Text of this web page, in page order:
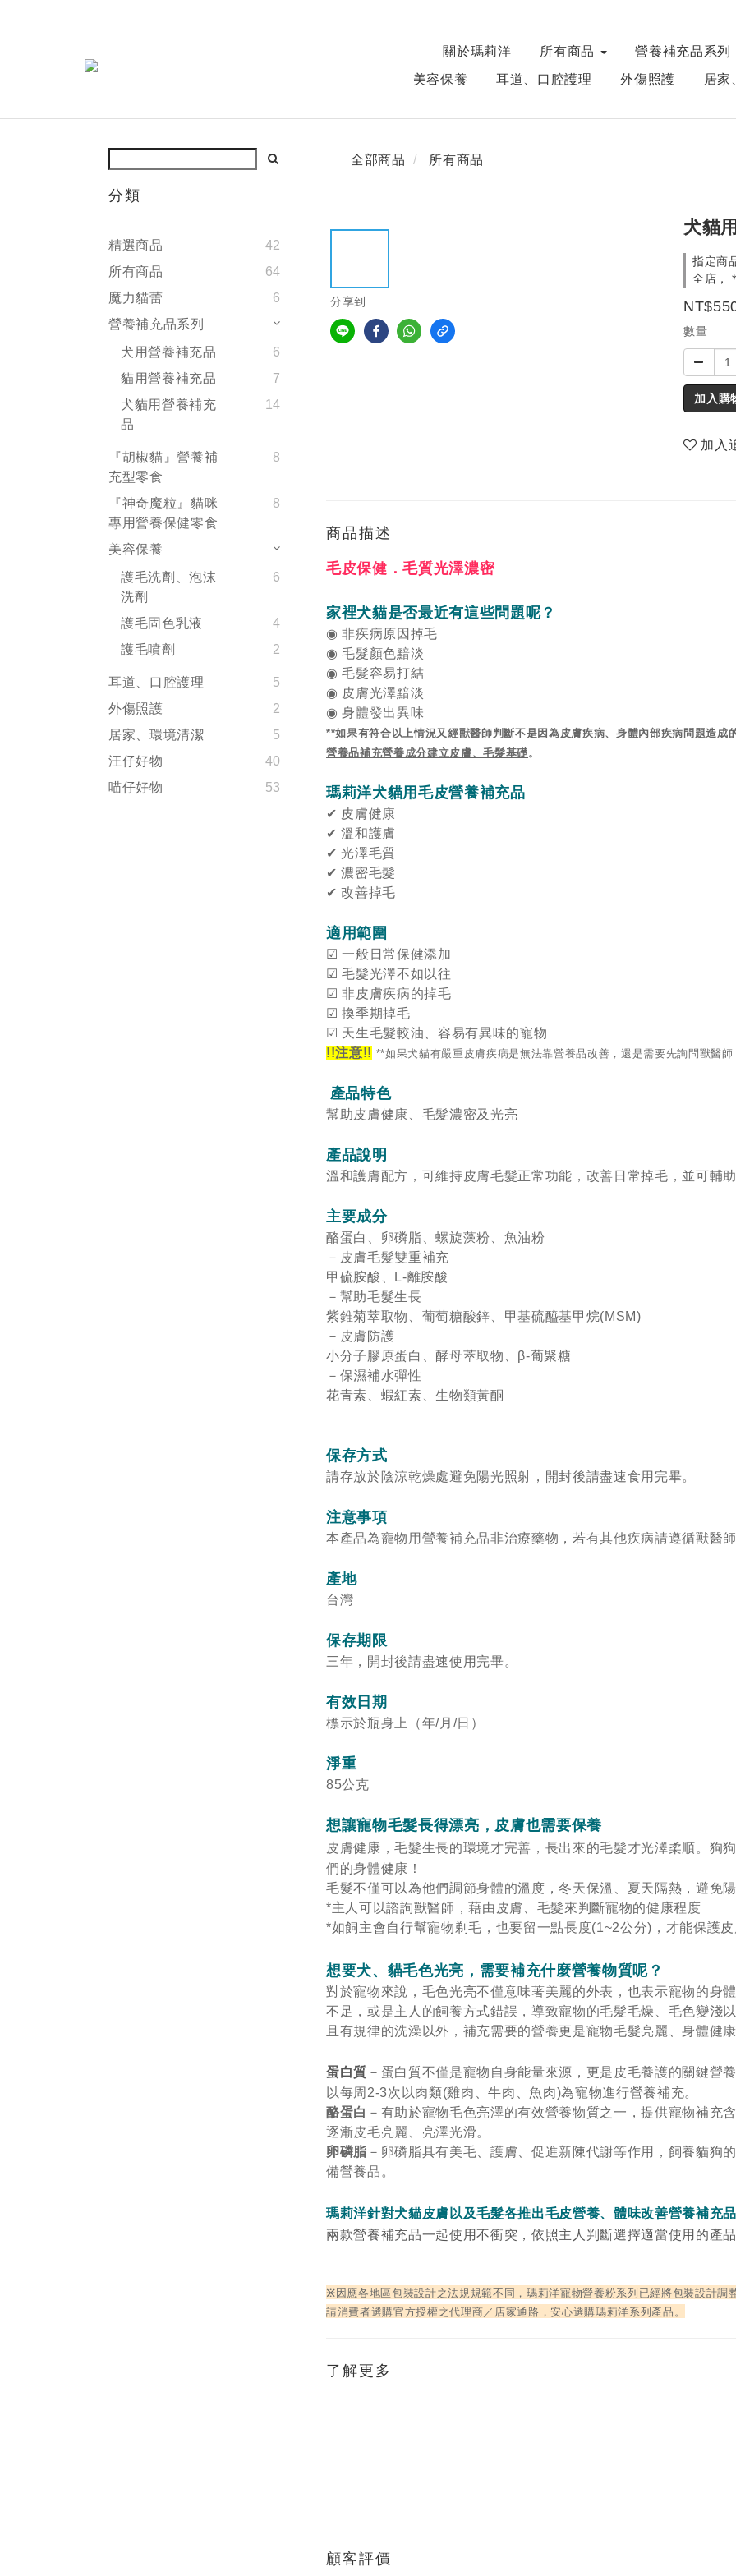
關於瑪莉洋 所有商品 營養補充品系列
美容保養
耳道、口腔護理 外傷照護 居家
分類
精選商品
42
所有商品
64
魔力貓蕾
6
營養補充品系列
犬用營養補充品
6
貓用營養補充品
7
犬貓用營養補充
品
14
『胡椒貓』營養補
充型零食
8
『神奇魔粒』貓咪
專用營養保健零食
8
美容保養
護毛洗劑、泡沫
洗劑
6
護毛固色乳液
4
護毛噴劑
2
耳道、口腔護理
5
外傷照護
2
居家、環境清潔
5
汪仔好物
40
喵仔好物
53
全部商品 所有商品
分享到
犬貓
指定商
全店，
數量
加入購
加入
商品描述
毛皮保健．毛質光澤濃密
家裡犬貓是否最近有這些問題呢？
◉非疾病原因掉毛
◉毛髮顏色黯淡
◉毛髮容易打結
◉ 皮膚光澤黯淡
◉身體發出異味
**如果有符合以上情況又經獸醫師判斷不是因為皮膚疾病、身體內部疾病問題造成
營養品補充營養成分建立皮膚、毛髮基礎。
瑪莉洋犬貓用毛皮營養補充品
✔ 皮膚健康
✔溫和護膚
✔光澤毛質
✔濃密毛髮
✔改善掉毛
適用範圍
☑ 一般日常保健添加
☑ 毛髮光澤不如以往
☑ 非皮膚疾病的掉毛
☑ 換季期掉毛
☑ 天生毛髮較油、容易有異味的寵物
!!注意!! **如果犬貓有嚴重皮膚疾病是無法靠營養品改善，還是需要先詢問獸醫師
產品特色
幫助皮膚健康、毛髮濃密及光亮
產品說明
溫和護膚配方，可維持皮膚毛髮正常功能，改善日常掉毛，並可輔
主要成分
酪蛋白、卵磷脂、螺旋藻粉、魚油粉
－皮膚毛髮雙重補充
甲硫胺酸、L-離胺酸
－幫助毛髮生長
紫錐菊萃取物、葡萄糖酸鋅、甲基硫醯基甲烷(MSM)
－皮膚防護
小分子膠原蛋白、酵母萃取物、β-葡聚糖
－保濕補水彈性
花青素、蝦紅素、生物類黃酮
保存方式
請存放於陰涼乾燥處避免陽光照射，開封後請盡速食用完畢。
注意事項
本產品為寵物用營養補充品非治療藥物，若有其他疾病請遵循獸醫
產地
台灣
保存期限
三年，開封後請盡速使用完畢。
有效日期
標示於瓶身上（年/月/日）
淨重
85公克
想讓寵物毛髮長得漂亮，皮膚也需要保養
皮膚健康，毛髮生長的環境才完善，長出來的毛髮才光澤柔順。狗
們的身體健康！
毛髮不僅可以為他們調節身體的溫度，冬天保溫、夏天隔熱，避免
*主人可以諮詢獸醫師，藉由皮膚、毛髮來判斷寵物的健康程度
*如飼主會自行幫寵物剃毛，也要留一點長度(1~2公分)，才能保護
想要犬、貓毛色光亮，需要補充什麼營養物質呢？
對於寵物來說，毛色光亮不僅意味著美麗的外表，也表示寵物的身
不足，或是主人的飼養方式錯誤，導致寵物的毛髮毛燥、毛色變淺
且有規律的洗澡以外，補充需要的營養更是寵物毛髮亮麗、身體健康
蛋白質 －蛋白質不僅是寵物自身能量來源，更是皮毛養護的關鍵營
以每周2-3次以肉類(雞肉、牛肉、魚肉)為寵物進行營養補充。
酪蛋白 －有助於寵物毛色亮澤的有效營養物質之一，提供寵物補充
逐漸皮毛亮麗、亮澤光滑。
卵磷脂 －卵磷脂具有美毛、護膚、促進新陳代謝等作用，飼養貓狗
備營養品。
瑪莉洋針對犬貓皮膚以及毛髮各推出毛皮營養、體味改善營養補充品
兩款營養補充品一起使用不衝突，依照主人判斷選擇適當使用的產品
※ 因應各地區包裝設計之法規規範不同，瑪莉洋寵物營養粉系列已經將包裝設計調
請消費者選購官方授權之代理商／店家通路，安心選購瑪莉洋系列產品。
了解更多
顧客評價